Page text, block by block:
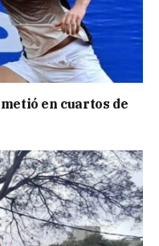
en cuartos de